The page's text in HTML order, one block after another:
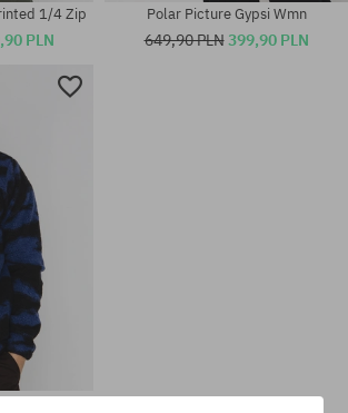
1/4 Zip
PLN
Polar Picture Gypsi Wmn
649,90 PLN399,90 PLN
1/4 Zip